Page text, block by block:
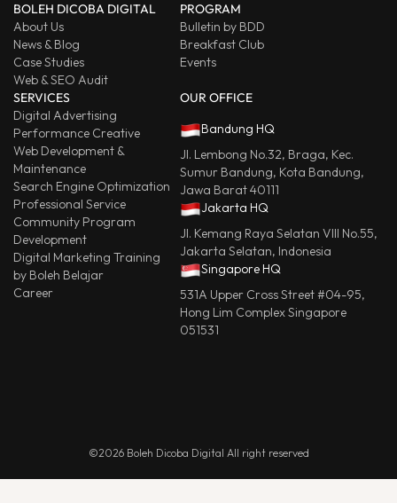
BOLEH DICOBA DIGITAL
About Us
News & Blog
Case Studies
Web & SEO Audit
PROGRAM
Bulletin by BDD
Breakfast Club
Events
SERVICES
Digital Advertising
Performance Creative
Web Development &
Maintenance
Search Engine Optimization
Professional Service
Community Program
Development
Digital Marketing Training
by Boleh Belajar
Career
OUR OFFICE
Bandung HQ
Jl. Lembong No.32, Braga, Kec.
Sumur Bandung, Kota Bandung,
Jawa Barat 40111
Jakarta HQ
Jl. Kemang Raya Selatan VIII No.55,
Jakarta Selatan, Indonesia
Singapore HQ
531A Upper Cross Street #04-95,
Hong Lim Complex Singapore
051531
©2026 Boleh Dicoba Digital All right reserved